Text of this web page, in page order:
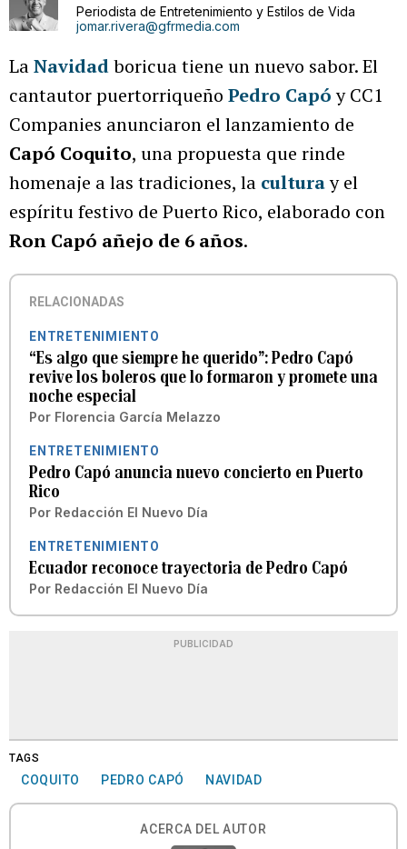
Periodista de Entretenimiento y Estilos de Vida
jomar.rivera@gfrmedia.com
LaNavidadboricua tiene un nuevo sabor. El
cantautor puertorriqueño Pedro Capóy CC1
Companies anunciaron el lanzamiento de
Capó Coquito, una propuesta que rinde
homenaje a las tradiciones, la culturay el
espíritu festivo de Puerto Rico, elaborado con
Ron Capó añejo de 6 años.
RELACIONADAS
ENTRETENIMIENTO
“Es algo que siempre he querido”: Pedro Capó
revive los boleros que lo formaron y promete una
noche especial
Por Florencia García Melazzo
ENTRETENIMIENTO
Pedro Capó anuncia nuevo concierto en Puerto
Rico
Por Redacción El Nuevo Día
ENTRETENIMIENTO
Ecuador reconoce trayectoria de Pedro Capó
Por Redacción El Nuevo Día
PUBLICIDAD
TAGS
COQUITO PEDRO CAPÓ NAVIDAD
ACERCA DEL AUTOR